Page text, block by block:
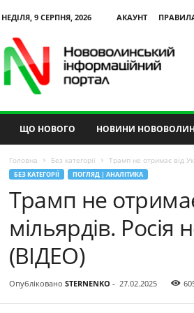
НЕДІЛЯ, 9 СЕРПНЯ, 2026 АКАУНТ
ЩО НОВОГО НОВИНИ
Головна Без категорії Трамп не отримає від
БЕЗ КАТЕГОРІЇ ПОГЛЯД | АНАЛІТИКА
Трамп не
мільярдів. Росія
(ВІДЕО)
Опубліковано STERNENKO - 27.02.2025